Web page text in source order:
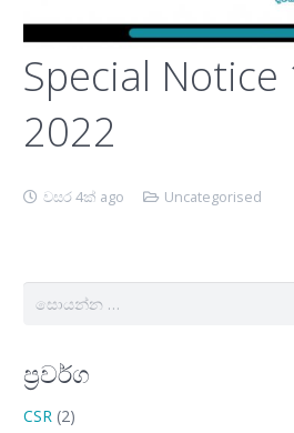
Special Notice
2022
වසර 4ක් ago Uncategorised
සොයන්න:
ප්‍රවර්ග
CSR (2)